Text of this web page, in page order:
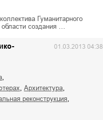
Гуманитарного
создания …
01.03.2013 04:38
архитектура
реконструкция